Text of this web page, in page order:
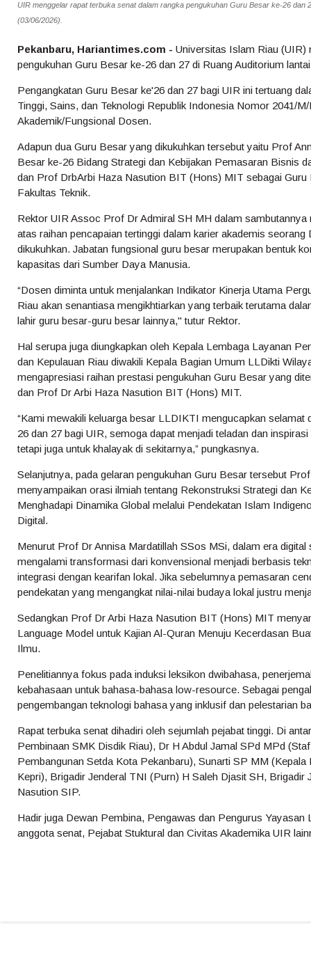
UIR menggelar rapat terbuka senat dalam rangka pengukuhan Guru Besar ke-26 dan
(03/06/2026).
Pekanbaru, Hariantimes.com - Universitas Islam Riau (UIR)
pengukuhan Guru Besar ke-26 dan 27 di Ruang Auditorium
Pengangkatan Guru Besar ke'26 dan 27 bagi UIR ini tertuang
Tinggi, Sains, dan Teknologi Republik Indonesia Nomor 2041/
Akademik/Fungsional Dosen.
Adapun dua Guru Besar yang dikukuhkan tersebut yaitu Prof
Besar ke-26 Bidang Strategi dan Kebijakan Pemasaran Bisnis
dan Prof DrbArbi Haza Nasution BIT (Hons) MIT sebagai Guru
Fakultas Teknik.
Rektor UIR Assoc Prof Dr Admiral SH MH dalam
atas raihan pencapaian tertinggi dalam karier akademis
dikukuhkan. Jabatan fungsional guru besar merupakan bentuk
kapasitas dari Sumber Daya Manusia.
“Dosen diminta untuk menjalankan Indikator Kinerja Utama
Riau akan senantiasa mengikhtiarkan yang terbaik terutama
lahir guru besar-guru besar lainnya," tutur Rektor.
Hal serupa juga diungkapkan oleh Kepala Lembaga Layanan
dan Kepulauan Riau diwakili Kepala Bagian Umum LLDikti
mengapresiasi raihan prestasi pengukuhan Guru Besar yang
dan Prof Dr Arbi Haza Nasution BIT (Hons) MIT.
“Kami mewakili keluarga besar LLDIKTI mengucapkan selamat
26 dan 27 bagi UIR, semoga dapat menjadi teladan dan
tetapi juga untuk khalayak di sekitarnya,” pungkasnya.
Selanjutnya, pada gelaran pengukuhan Guru Besar tersebut
menyampaikan orasi ilmiah tentang Rekonstruksi Strategi dan
Menghadapi Dinamika Global melalui Pendekatan Islam
Digital.
Menurut Prof Dr Annisa Mardatillah SSos MSi, dalam era
mengalami transformasi dari konvensional menjadi berbasis
integrasi dengan kearifan lokal. Jika sebelumnya pemasaran
pendekatan yang mengangkat nilai-nilai budaya lokal justru
Sedangkan Prof Dr Arbi Haza Nasution BIT (Hons) MIT
Language Model untuk Kajian Al-Quran Menuju Kecerdasan
Ilmu.
Penelitiannya fokus pada induksi leksikon dwibahasa,
kebahasaan untuk bahasa-bahasa low-resource. Sebagai
pengembangan teknologi bahasa yang inklusif dan pelestarian
Rapat terbuka senat dihadiri oleh sejumlah pejabat tinggi. Di
Pembinaan SMK Disdik Riau), Dr H Abdul Jamal SPd MPd
Pembangunan Setda Kota Pekanbaru), Sunarti SP MM
Kepri), Brigadir Jenderal TNI (Purn) H Saleh Djasit SH,
Nasution SIP.
Hadir juga Dewan Pembina, Pengawas dan Pengurus
anggota senat, Pejabat Stuktural dan Civitas Akademika UIR